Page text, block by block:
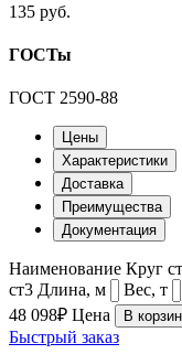
135 руб.
ГОСТы
ГОСТ 2590-88
Цены
Характеристики
Доставка
Преимущества
Документация
Наименование Круг
ст3 Длина, м
Вес, т
48 098₽ Цена В
Быстрый заказ